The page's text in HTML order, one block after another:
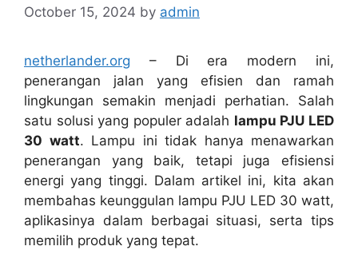
October 15, 2024 by admin
netherlander.org – Di era modern ini,
penerangan jalan yang efisien dan ramah
lingkungan semakin menjadi perhatian. Salah
satu solusi yang populer adalah lampu PJU LED
30 watt. Lampu ini tidak hanya menawarkan
penerangan yang baik, tetapi juga efisiensi
energi yang tinggi. Dalam artikel ini, kita akan
membahas keunggulan lampu PJU LED 30 watt,
aplikasinya dalam berbagai situasi, serta tips
memilih produk yang tepat.